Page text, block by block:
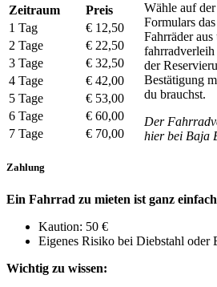
Zeitraum
Preis
1 Tag
€ 12,50
2 Tage
€ 22,50
3 Tage
€ 32,50
4 Tage
€ 42,00
5 Tage
€ 53,00
6 Tage
€ 60,00
7 Tage
€ 70,00
Wähle auf
Formulars
Fahrräder
der
Bestätigung
du brauchst.
Der
hier bei Baja
Zahlung
Ein Fahrrad zu mieten ist ganz
Kaution: 50 €
Eigenes Risiko bei Diebstahl oder
Wichtig zu wissen: